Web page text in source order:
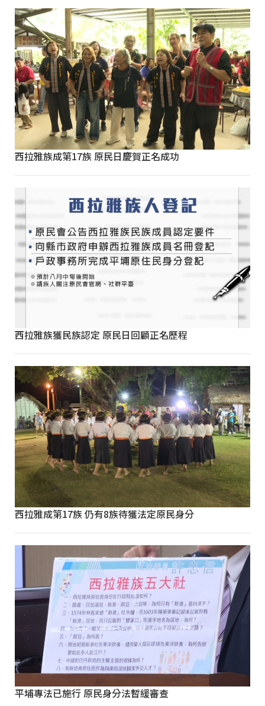
西拉雅族成第17族 原民日慶賀正名成功
西拉雅族獲民族認定 原民日回顧正名歷程
西拉雅成第17族 仍有8族待獲法定原民身分
平埔專法已施行 原民身分法暫緩審查